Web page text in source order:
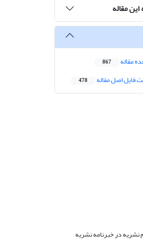
مقاله
مقاله 867
فایل اصل مقاله 478
نشریه در خبرنامه نشریه